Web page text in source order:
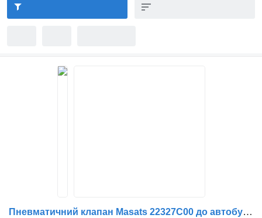
Пневматичний клапан Masats 22327C00 до автобуса Volvo B12